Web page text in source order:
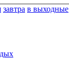
завтра в выходные